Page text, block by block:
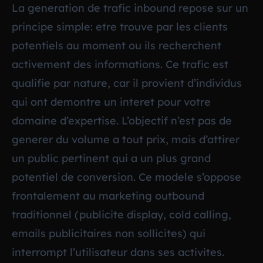
La generation de trafic inbound repose sur un
principe simple: etre trouve par les clients
potentiels au moment ou ils recherchent
activement des informations. Ce trafic est
qualifie par nature, car il provient d’individus
qui ont demontre un interet pour votre
domaine d’expertise. L’objectif n’est pas de
generer du volume a tout prix, mais d’attirer
un public pertinent qui a un plus grand
potentiel de conversion. Ce modele s’oppose
frontalement au marketing outbound
traditionnel (publicite display, cold calling,
emails publicitaires non sollicites) qui
interrompt l’utilisateur dans ses activites.